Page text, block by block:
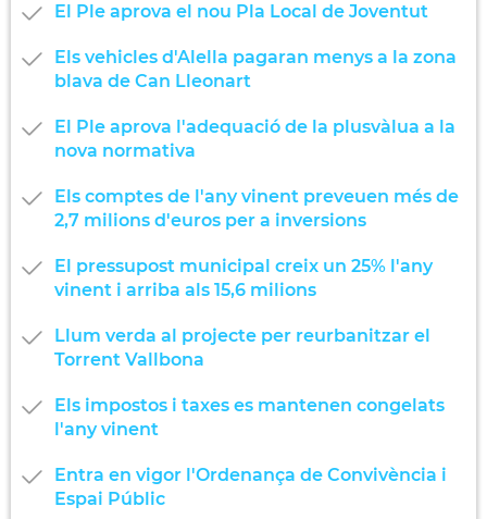
El Ple aprova el nou Pla Local de Joventut
Els vehicles d'Alella pagaran menys a la zona
blava de Can Lleonart
El Ple aprova l'adequació de la plusvàlua a la
nova normativa
Els comptes de l'any vinent preveuen més de
2,7 milions d'euros per a inversions
El pressupost municipal creix un 25% l'any
vinent i arriba als 15,6 milions
Llum verda al projecte per reurbanitzar el
Torrent Vallbona
Els impostos i taxes es mantenen congelats
l'any vinent
Entra en vigor l'Ordenança de Convivència i
Espai Públic